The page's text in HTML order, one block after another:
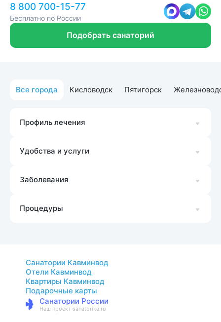
8 800 700-15-77
Бесплатно по России
Подобрать санаторий
Все города Кисловодск Пятигорск
Профиль лечения
Удобства и услуги
Заболевания
Процедуры
Санатории Кавминвод
Отели Кавминвод
Квартиры Кавминвод
Подарочные карты
Санатории России
Наш проект sanatorika.ru